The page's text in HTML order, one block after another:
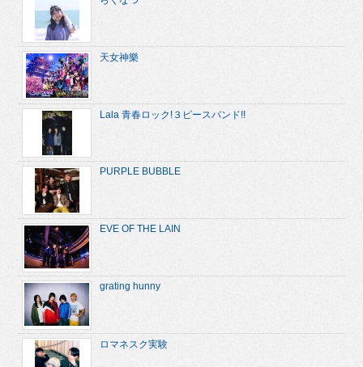
天女神樂
Lala 青春ロック!３ピースバンド!!
PURPLE BUBBLE
EVE OF THE LAIN
grating hunny
ロマネスク実験